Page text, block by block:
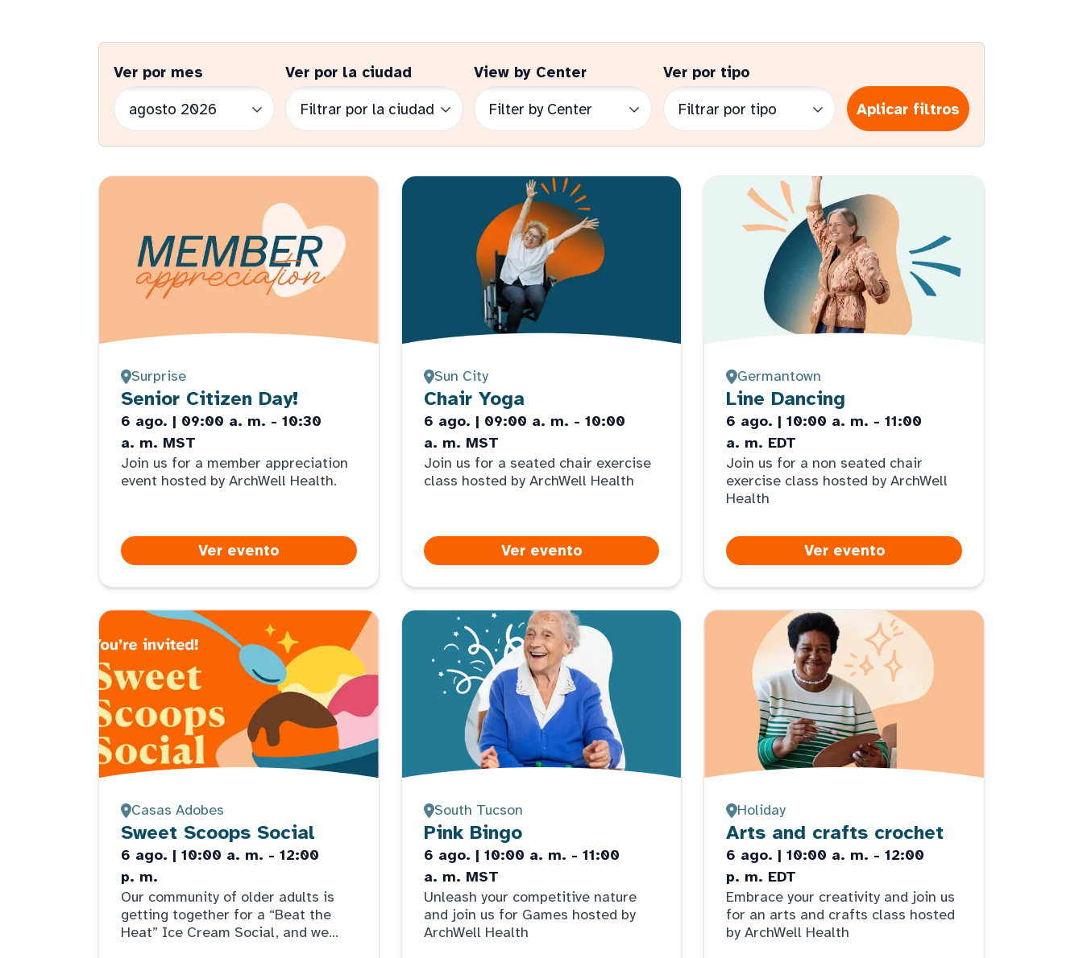
Ver por mes Ver por la ciudad View by Center
Ver por tipo
Aplicar filtros
Surprise
Senior Citizen Day!
6 ago. | 09:00 a. m. - 10:30
a. m. MST
Join us for a member appreciation
event hosted by ArchWell Health.
Ver evento
Sun City
Chair Yoga
6 ago. | 09:00 a. m. - 10:00
a. m. MST
Join us for a seated chair exercise
class hosted by ArchWell Health
Ver evento
Germantown
Line Dancing
6 ago. | 10:00 a. m. - 11:00
a. m. EDT
Join us for a non seated chair
exercise class hosted by ArchWell
Health
Ver evento
Casas Adobes
Sweet Scoops Social
6 ago. | 10:00 a. m. - 12:00
p. m.
Our community of older adults is
getting together for a “Beat the
Heat” Ice Cream Social, and we
South Tucson
Pink Bingo
6 ago. | 10:00 a. m. - 11:00
a. m. MST
Unleash your competitive nature
and join us for Games hosted by
ArchWell Health
Holiday
Arts and crafts crochet
6 ago. | 10:00 a. m. - 12:00
p. m. EDT
Embrace your creativity and join us
for an arts and crafts class hosted
by ArchWell Health